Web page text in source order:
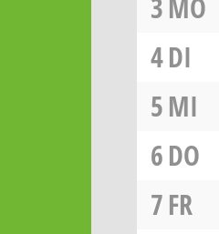
3 MO
4DI
5MI
6DO
7FR